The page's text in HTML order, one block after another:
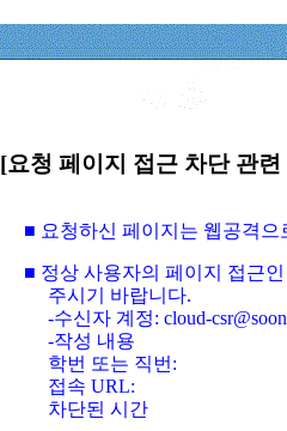
[요청 페이지 접근 차단 관
■ 요청하신 페이지는 웹공격
■ 정상 사용자의 페이지 접근
주시기 바랍니다.
-수신자 계정: cloud-
-작성 내용
학번 또는 직번:
접속 URL:
차단된 시간